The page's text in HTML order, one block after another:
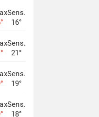
Sens.
16°
Sens.
21°
Sens.
19°
Sens.
18°